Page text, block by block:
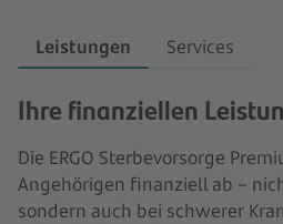
Leistungen Services
Ihre finanziellen
Die ERGO Sterbevorsorge
Angehörigen finanziell ab –
sondern auch bei schwerer